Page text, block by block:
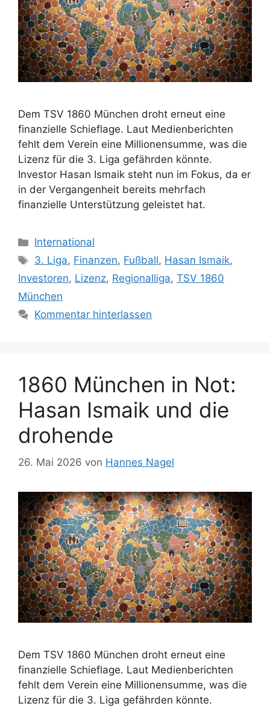
Dem TSV 1860 München droht erneut eine
finanzielle Schieflage. Laut Medienberichten
fehlt dem Verein eine Millionensumme, was die
Lizenz für die 3. Liga gefährden könnte.
Investor Hasan Ismaik steht nun im Fokus, da er
in der Vergangenheit bereits mehrfach
finanzielle Unterstützung geleistet hat.
Kategorien
International
Schlagwörter
3. Liga, Finanzen, Fußball, Hasan Ismaik,
Investoren, Lizenz, Regionalliga, TSV 1860
München
Kommentar hinterlassen
1860 München in Not:
Hasan Ismaik und die
drohende
26. Mai 2026 von Hannes Nagel
Dem TSV 1860 München droht erneut eine
finanzielle Schieflage. Laut Medienberichten
fehlt dem Verein eine Millionensumme, was die
Lizenz für die 3. Liga gefährden könnte.